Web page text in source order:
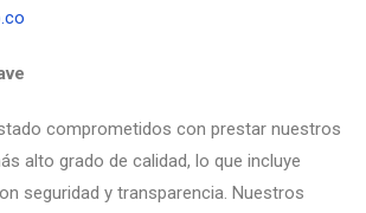
comprometidos con prestar nuestros
alto grado de calidad, lo que incluye
seguridad y transparencia. Nuestros